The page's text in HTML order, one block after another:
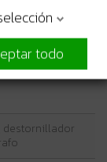
destornillador
todo